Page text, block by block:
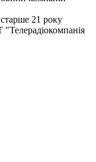
старше 21 року